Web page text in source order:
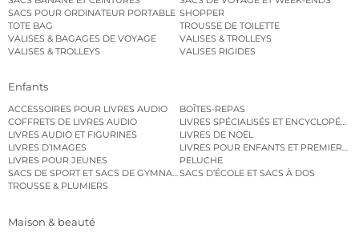
SACS POUR ORDINATEUR PORTABLE SHOPPER
TOTE BAG
TROUSSE DE TOILETTE
VALISES & BAGAGES DE VOYAGE
VALISES & TROLLEYS
VALISES & TROLLEYS
VALISES RIGIDES
Enfants
ACCESSOIRES POUR LIVRES AUDIO
BOÎTES-REPAS
COFFRETS DE LIVRES AUDIO
LIVRES SPÉCIALISÉS ET
LIVRES AUDIO ET FIGURINES
LIVRES DE NOËL
LIVRES D’IMAGES
LIVRES POUR ENFANTS ET PREMIERS
LIVRES POUR JEUNES
PELUCHE
SACS DE SPORT ET SACS DE GYMNASTIQUESACS D’ÉCOLE ET SACS À DOS
TROUSSE & PLUMIERS
Maison & beauté